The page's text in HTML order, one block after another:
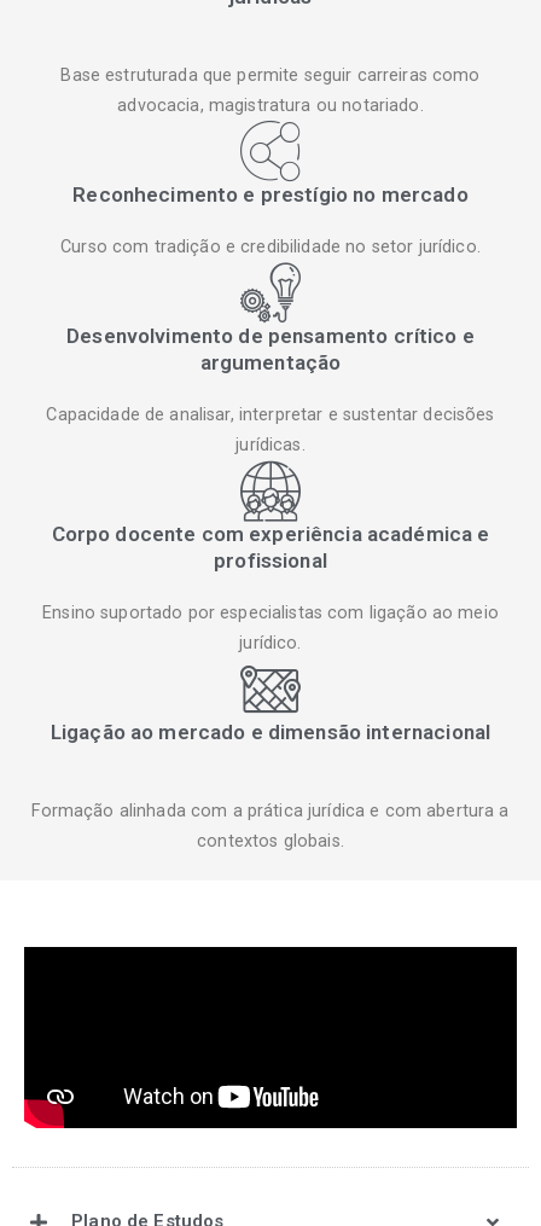
Base estruturada que permite seguir carreiras como
advocacia, magistratura ou notariado.
Reconhecimento e prestígio no mercado
Curso com tradição e credibilidade no setor jurídico.
Desenvolvimento de pensamento crítico e
argumentação
Capacidade de analisar, interpretar e sustentar decisões
jurídicas.
Corpo docente com experiência académica e
profissional
Ensino suportado por especialistas com ligação ao meio
jurídico.
Ligação ao mercado e dimensão internacional
Formação alinhada com a prática jurídica e com abertura a
contextos globais.